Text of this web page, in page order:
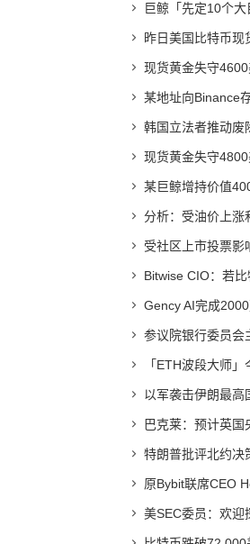
巨鲸「先定10个
昨日美国比特币
现货黄金失守
某地址向Binance
韩国立法者推动废
现货黄金失守
某巨鲸增持价值
分析：受油价上涨
受社区上市投票
Bitwise CIO：若
Gency AI完成
参议院银行委员会
「ETH波段大师
以军袭击伊朗最高
巴克莱：预计英国
特朗普批评北约决
原Bybit联席CEO
美SEC委员：欢迎